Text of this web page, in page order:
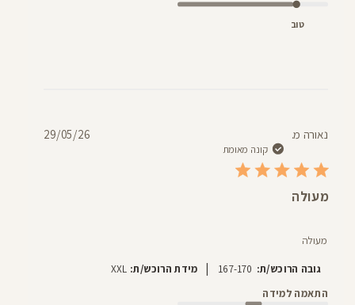
טוב
נאורה מ.
קונה מאומת
מעולה
מעולה
גובה הרוכש/ת: 167-170
| מידת הרוכש/ת: XXL
התאמה למידה
29/05/26